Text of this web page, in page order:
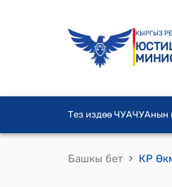
КЫРГЫЗ
Тез издөө ЧУАЧУАнын
Башкы бет ›